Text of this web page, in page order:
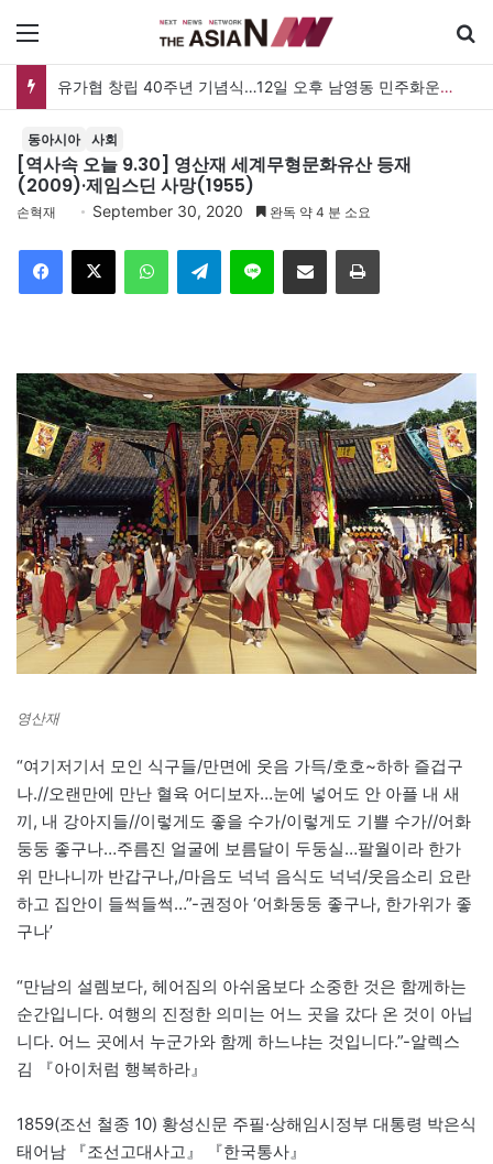
유가협 창립 40주년 기념식…12일 오후 남영동 민주화운동기념관
동아시아 사회
[역사속 오늘 9.30] 영산재 세계무형문화유산 등재
(2009)·제임스딘 사망(1955)
손혁재 September 30, 2020 완독 약 4 분 소요
Telegram 이메일
영산재
“여기저기서 모인 식구들/만면에 웃음 가득/호호~하하 즐겁구
나.//오랜만에 만난 혈육 어디보자…눈에 넣어도 안 아플 내 새
끼, 내 강아지들//이렇게도 좋을 수가/이렇게도 기쁠 수가//어화
둥둥 좋구나…주름진 얼굴에 보름달이 두둥실…팔월이라 한가
위 만나니까 반갑구나,/마음도 넉넉 음식도 넉넉/웃음소리 요란
하고 집안이 들썩들썩…”-권정아 ‘어화둥둥 좋구나, 한가위가 좋
구나’
“만남의 설렘보다, 헤어짐의 아쉬움보다 소중한 것은 함께하는
순간입니다. 여행의 진정한 의미는 어느 곳을 갔다 온 것이 아닙
니다. 어느 곳에서 누군가와 함께 하느냐는 것입니다.”-알렉스
김 『아이처럼 행복하라』
1859(조선 철종 10) 황성신문 주필·상해임시정부 대통령 박은식
태어남 『조선고대사고』 『한국통사』